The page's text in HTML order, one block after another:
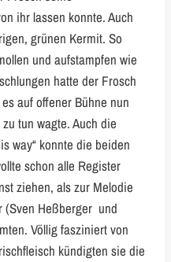
ihr lassen konnte. Auch
grünen Kermit. So
und aufstampfen wie
hatte der Frosch
auf offener Bühne nun
tun wagte. Auch die
way“ konnte die beiden
schon alle Register
ziehen, als zur Melodie
(Sven Heßberger und
Völlig fasziniert von
kündigten sie die